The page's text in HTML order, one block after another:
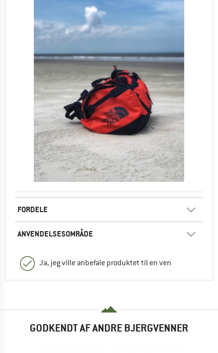
FORDELE
ANVENDELSESOMRÅDE
Ja, jeg ville anbefale produktet til en ven
GODKENDT AF ANDRE BJERGVENNER